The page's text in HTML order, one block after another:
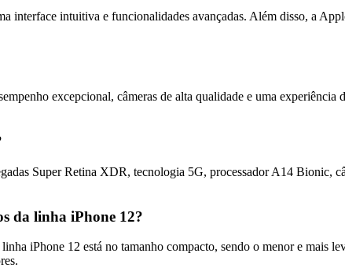
interface intuitiva e funcionalidades avançadas. Além disso, a
excepcional, câmeras de alta qualidade e uma
Super Retina XDR, tecnologia 5G, processador A14 Bionic,
da linha iPhone 12?
iPhone 12 está no tamanho compacto, sendo o menor e mais